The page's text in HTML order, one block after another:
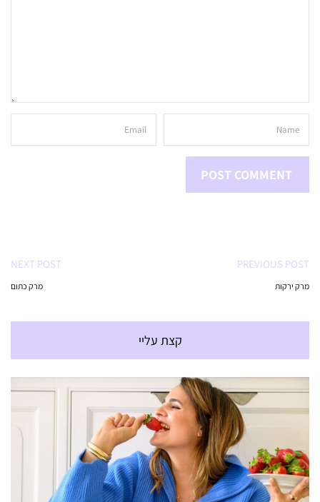
PREVIOUS POST
מרק ירקות
NEXT POST
מרק כתום
קצת עליי